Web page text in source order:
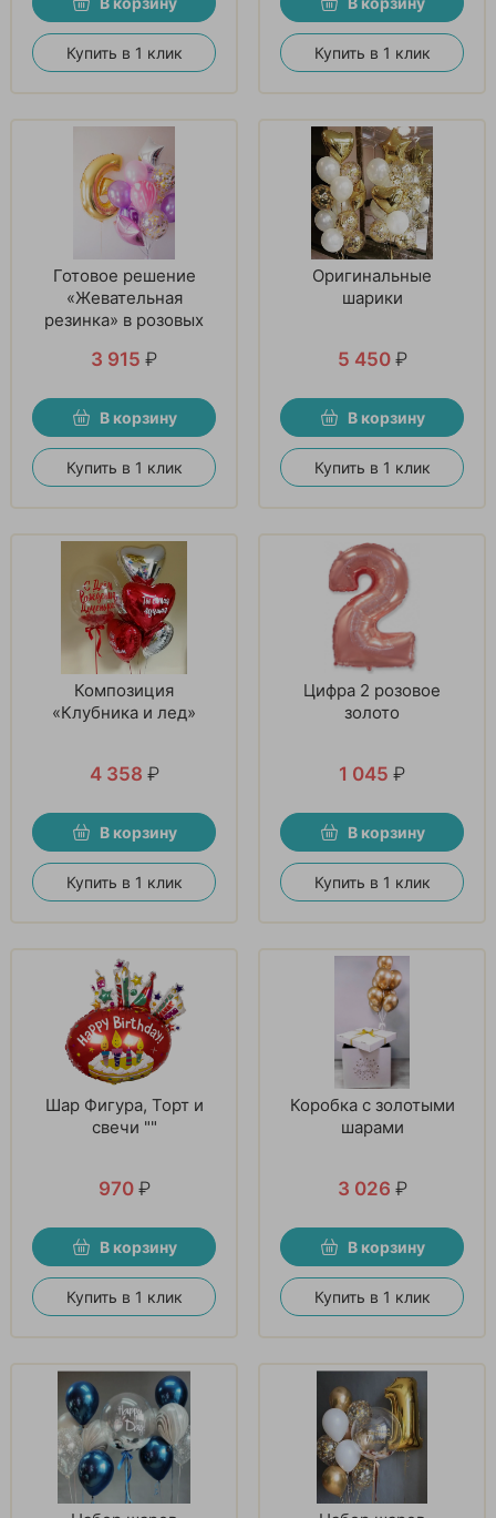
Купить в 1 клик Купить в 1 клик
Готовое решение
«Жевательная
резинка» в розовых
3 915 ₽
В корзину
Купить в 1 клик
Оригинальные
шарики
5 450 ₽
В корзину
Купить в 1 клик
Композиция
«Клубника и лед»
4 358 ₽
В корзину
Купить в 1 клик
Цифра 2 розовое
золото
1 045 ₽
В корзину
Купить в 1 клик
Шар Фигура, Торт и
свечи ""
970 ₽
В корзину
Купить в 1 клик
Коробка с золотыми
шарами
3 026 ₽
В корзину
Купить в 1 клик